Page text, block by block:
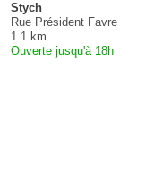
Stych
Rue Président Favre
1.1 km
Ouverte jusqu'à 18h